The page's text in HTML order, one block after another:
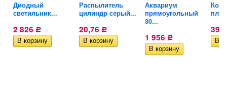
Диодный
светильник...
2 826 Р
Распылитель
цилиндр серый...
20,76 Р
Аквариум
прямоугольный
30...
1 956 Р
393